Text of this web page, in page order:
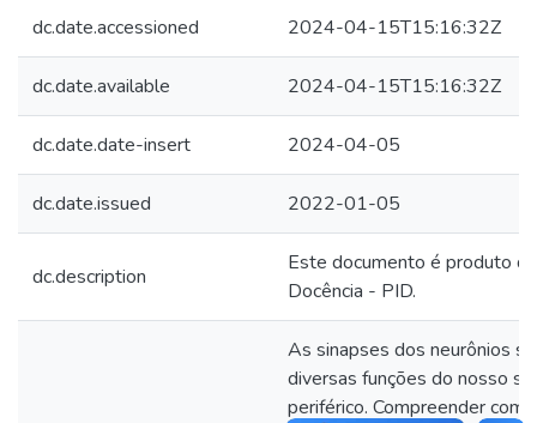
dc.date.accessioned 2024-04-15T15:16:32Z
dc.date.available 2024-04-15T15:16:32Z
dc.date.date-insert 2024-04-05
dc.date.issued 2022-01-05
dc.description
Este documento é produto
Docência - PID.
As sinapses dos neurônios
diversas funções do nosso
periférico. Compreender